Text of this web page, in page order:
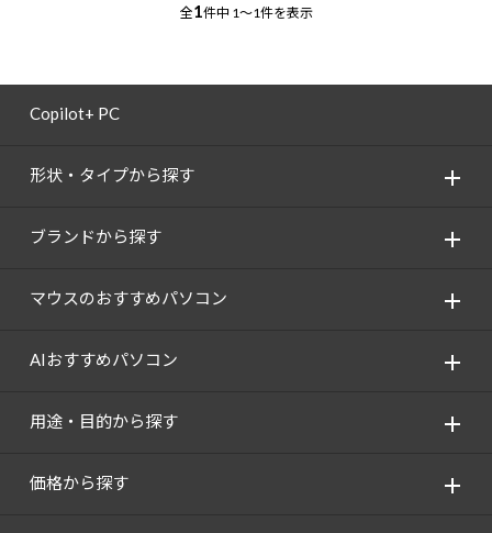
全1件中 1～1件を表示
Copilot+ PC
形状・タイプから探す
ブランドから探す
マウスのおすすめパソコン
AIおすすめパソコン
用途・目的から探す
価格から探す